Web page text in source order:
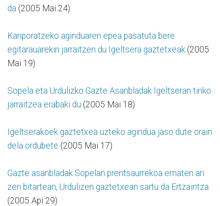
da (2005 Mai 24)
Kanporatzeko aginduaren epea pasatuta bere
egitarauarekin jarraitzen du Igeltsera gaztetxeak (2005
Mai 19)
Sopela eta Urdulizko Gazte Asanbladak Igeltseran tinko
jarraitzea erabaki du (2005 Mai 18)
Igeltserakoek gaztetxea uzteko agindua jaso dute orain
dela ordubete (2005 Mai 17)
Gazte asanbladak Sopelan prentsaurrekoa ematen ari
zen bitartean, Urdulizen gaztetxean sartu da Ertzaintza
(2005 Api 29)